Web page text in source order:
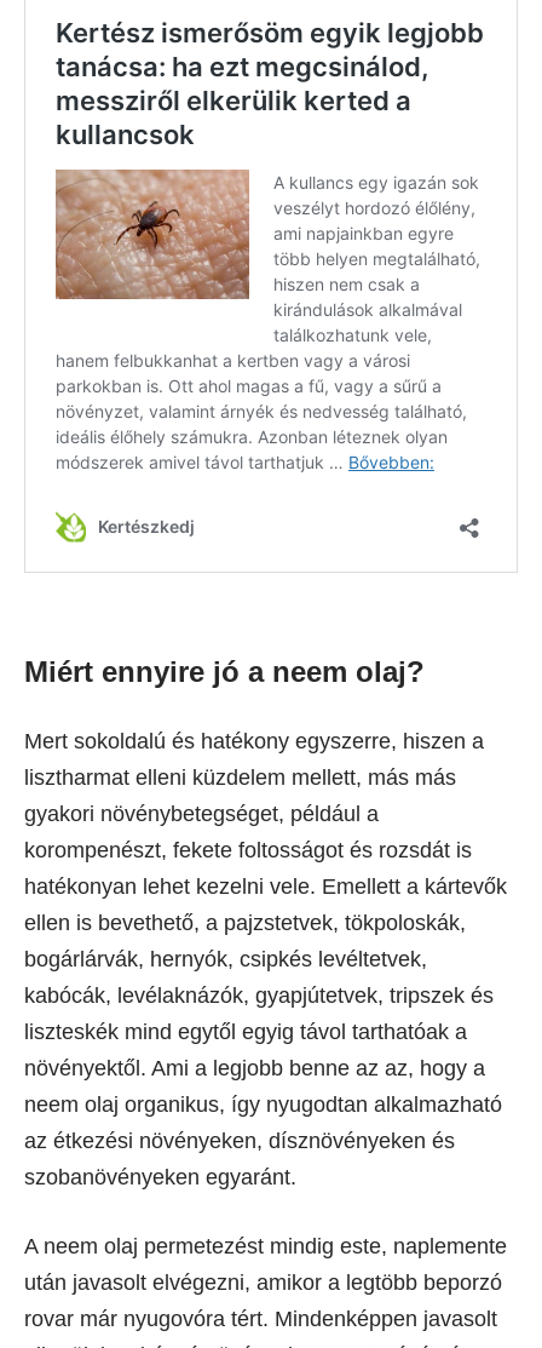
Miért ennyire jó a neem olaj?
Mert sokoldalú és hatékony egyszerre, hiszen a
lisztharmat elleni küzdelem mellett, más más
gyakori növénybetegséget, például a
korompenészt, fekete foltosságot és rozsdát is
hatékonyan lehet kezelni vele. Emellett a kártevők
ellen is bevethető, a pajzstetvek, tökpoloskák,
bogárlárvák, hernyók, csipkés levéltetvek,
kabócák, levélaknázók, gyapjútetvek, tripszek és
liszteskék mind egytől egyig távol tarthatóak a
növényektől. Ami a legjobb benne az az, hogy a
neem olaj organikus, így nyugodtan alkalmazható
az étkezési növényeken, dísznövényeken és
szobanövényeken egyaránt.
A neem olaj permetezést mindig este, naplemente
után javasolt elvégezni, amikor a legtöbb beporzó
rovar már nyugovóra tért. Mindenképpen javasolt